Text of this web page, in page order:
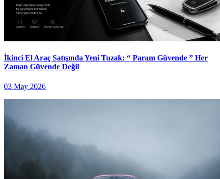
İkinci El Araç Satışında Yeni Tuzak: “ Param Güvende ” Her
Zaman Güvende Değil
03 May 2026